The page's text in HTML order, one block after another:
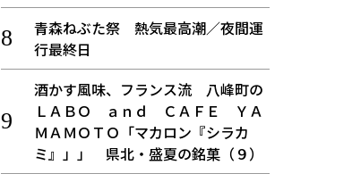
青森ねぶた祭 熱気最高潮／夜間運
行最終日
酒かす風味、フランス流 八峰町の
ＬＡＢＯ ａｎｄ ＣＡＦＥ ＹＡ
ＭＡＭＯＴＯ「マカロン『シラカ
ミ』」」 県北・盛夏の銘菓（９）